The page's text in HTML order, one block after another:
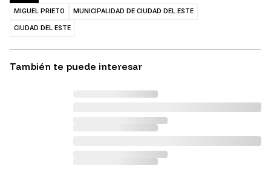
MIGUEL PRIETO MUNICIPALIDAD DE CIUDAD DEL ESTE
CIUDAD DEL ESTE
También te puede interesar